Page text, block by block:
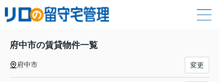
府中市の賃貸物件一覧
府中市 変更